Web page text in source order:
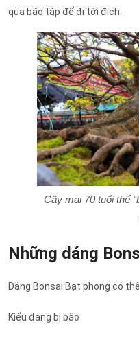
qua bão táp để đi tới đích.
Cây mai 70 tuổi thế
Những dáng
Dáng Bonsai Bạt phong có
Kiểu đang bị bão